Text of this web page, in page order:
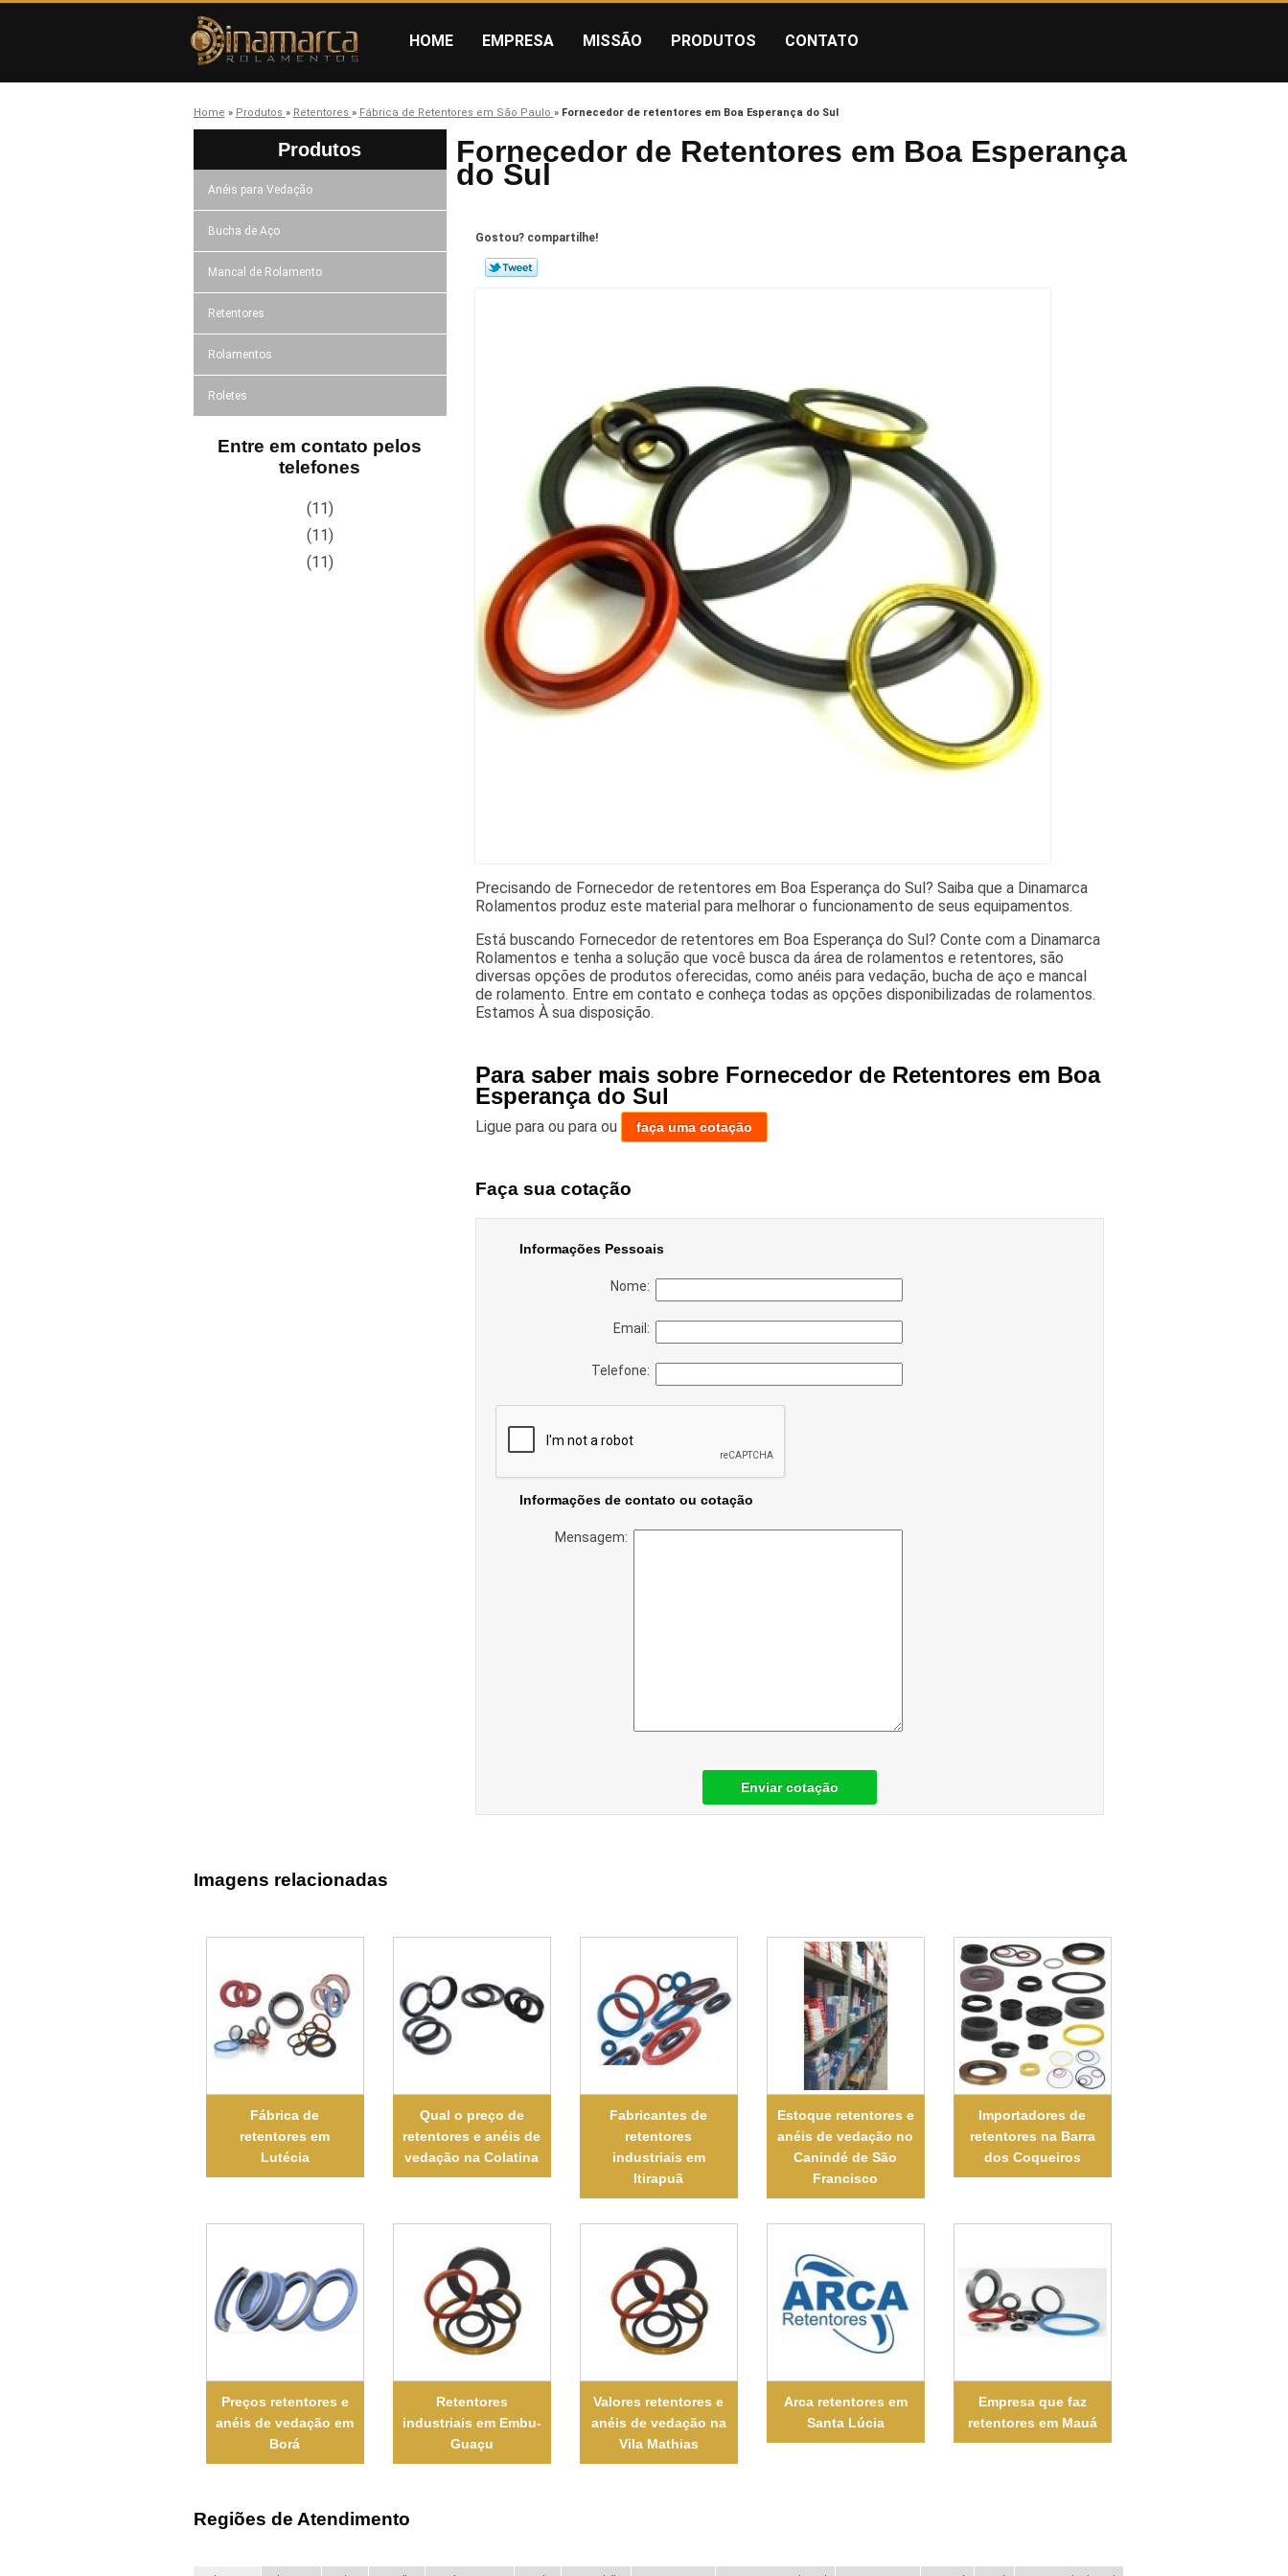
HOME EMPRESA MISSÃO PRODUTOS CONTATO
Home » Produtos » Retentores » Fábrica de Retentores em São Paulo » Fornecedor de retentores em Boa Esperança do Sul
Produtos
Anéis para Vedação
Bucha de Aço
Mancal de Rolamento
Retentores
Rolamentos
Roletes
Entre em contato pelos
telefones
(11)
(11)
(11)
Fornecedor de Retentores em Boa Esperança
do Sul
Gostou? compartilhe!
Precisando de Fornecedor de retentores em Boa Esperança do Sul? Saiba que a Dinamarca
Rolamentos produz este material para melhorar o funcionamento de seus equipamentos.
Está buscando Fornecedor de retentores em Boa Esperança do Sul? Conte com a Dinamarca
Rolamentos e tenha a solução que você busca da área de rolamentos e retentores, são
diversas opções de produtos oferecidas, como anéis para vedação, bucha de aço e mancal
de rolamento. Entre em contato e conheça todas as opções disponibilizadas de rolamentos.
Estamos À sua disposição.
Para saber mais sobre Fornecedor de Retentores em Boa
Esperança do Sul
Ligue para ou para ou faça uma cotação
Faça sua cotação
Informações Pessoais
Nome:
Email:
Telefone:
Informações de contato ou cotação
Mensagem:
Enviar cotação
Imagens relacionadas
Fábrica de
retentores em
Lutécia
Qual o preço de
retentores e anéis de
vedação na Colatina
Fabricantes de
retentores
industriais em
Itirapuã
Estoque retentores e
anéis de vedação no
Canindé de São
Francisco
Importadores de
retentores na Barra
dos Coqueiros
Preços retentores e
anéis de vedação em
Borá
Retentores
industriais em Embu-
Guaçu
Valores retentores e
anéis de vedação na
Vila Mathias
Arca retentores em
Santa Lúcia
Empresa que faz
retentores em Mauá
Regiões de Atendimento